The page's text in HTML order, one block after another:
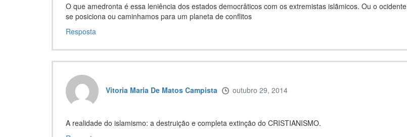
O que amedronta é essa leniência dos estados democrâticos com os extremistas islãmicos. Ou o ocidente
se posiciona ou caminhamos para um planeta de conflitos
Resposta
Vitoria Maria De Matos Campista outubro 29, 2014
A realidade do islamismo: a destruição e completa extinção do CRISTIANISMO.